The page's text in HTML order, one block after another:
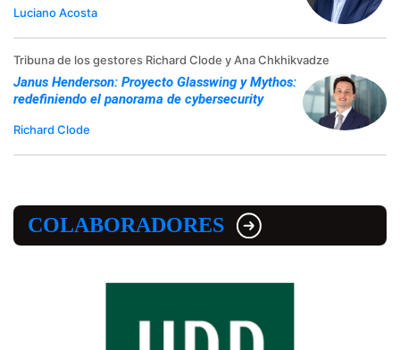
Luciano Acosta
Tribuna de los gestores Richard Clode y Ana Chkhikvadze
Janus Henderson: Proyecto Glasswing y Mythos:
redefiniendo el panorama de cybersecurity
Richard Clode
COLABORADORES